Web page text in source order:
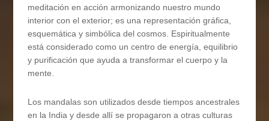
meditación en acción armonizando nuestro mundo
interior con el exterior; es una representación gráfica,
esquemática y simbólica del cosmos. Espiritualmente
está considerado como un centro de energía, equilibrio
y purificación que ayuda a transformar el cuerpo y la
mente.
Los mandalas son utilizados desde tiempos ancestrales
en la India y desde allí se propagaron a otras culturas